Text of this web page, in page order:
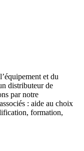
et du
distributeur de
par notre
: aide au choix
formation,